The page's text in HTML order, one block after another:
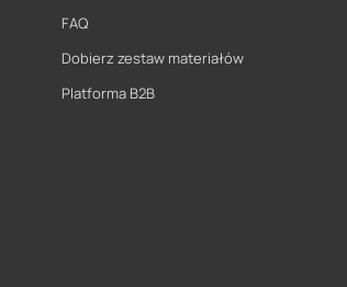
FAQ
Dobierz zestaw materiałów
Platforma B2B